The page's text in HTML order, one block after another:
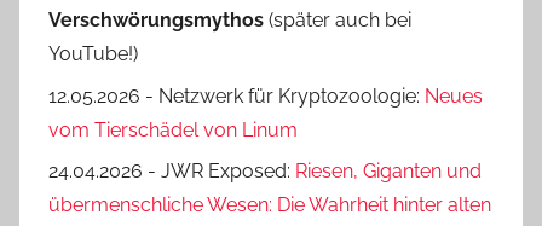
Verschwörungsmythos (später auch bei
YouTube!)
12.05.2026 - Netzwerk für Kryptozoologie: Neues
vom Tierschädel von Linum
24.04.2026 - JWR Exposed: Riesen, Giganten und
übermenschliche Wesen: Die Wahrheit hinter alten